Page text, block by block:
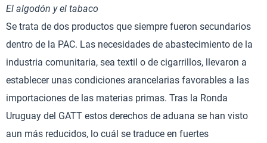
El algodón y el tabaco
Se trata de dos productos que siempre fueron secundarios
dentro de la PAC. Las necesidades de abastecimiento de la
industria comunitaria, sea textil o de cigarrillos, llevaron a
establecer unas condiciones arancelarias favorables a las
importaciones de las materias primas. Tras la Ronda
Uruguay del GATT estos derechos de aduana se han visto
aun más reducidos, lo cuál se traduce en fuertes